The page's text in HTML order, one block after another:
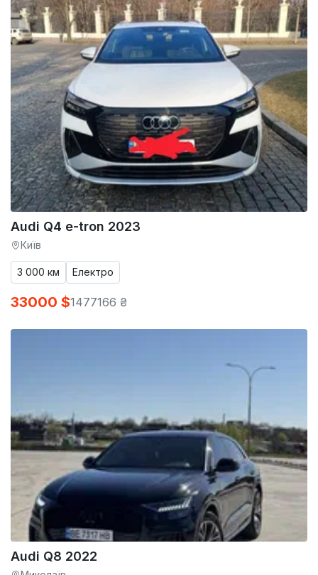
Audi Q4 e-tron 2023
Київ
3 000 км Електро
33000 $1477166 ₴
Audi Q8 2022